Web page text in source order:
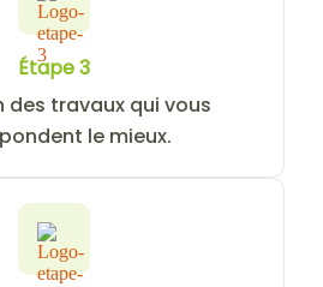
Étape 3
des travaux qui vous
le mieux.